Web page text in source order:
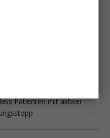
Schock
Traumapatienten
bis heute unklar. Obwohl
Hypotonie mit
empfohlen wurde (Walter B.
Patienten mit aktiver